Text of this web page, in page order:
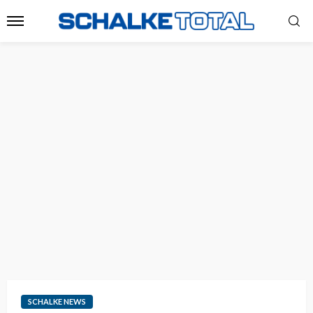
SCHALKE NEWS